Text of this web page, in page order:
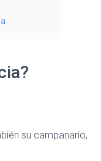
su campanario,